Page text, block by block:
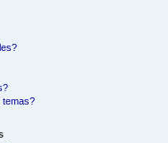
temas?